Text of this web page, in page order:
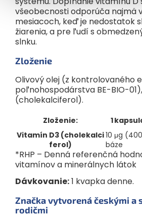
všeobecnosti odporúča najmä
mesiacoch, keď je nedostatok
žiarenia, a pre ľudí s
slnku.
Zloženie
Olivový olej (z kontrolovaného
poľnohospodárstva BE-BIO-
(cholekalciferol).
Zloženie: 1
Vitamín D3 (cholekalci
ferol)
10 μg
báze
*RHP – Denná referenčná
vitamínov a minerálnych látok
Dávkovanie:1 kvapka denne.
Značka vytvorená českými a
rodičmi